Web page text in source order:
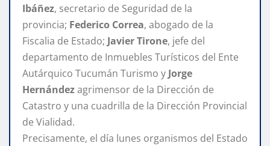
Ibáñez, secretario de Seguridad de la
provincia; Federico Correa, abogado de la
Fiscalia de Estado; Javier Tirone, jefe del
departamento de Inmuebles Turísticos del Ente
Autárquico Tucumán Turismo y Jorge
Hernándezagrimensor de la Dirección de
Catastro y una cuadrilla de la Dirección Provincial
de Vialidad.
Precisamente, el día lunes organismos del Estado